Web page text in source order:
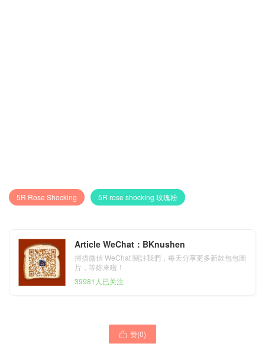
5R Rose Shocking 5R rose shocking 玫瑰粉
Article WeChat：BKnushen
掃描微信 WeChat 關註我們，每天分享更多新款包包圖
片，等妳來啦！
39981人已关注
 赞(0)
Hermes Kelly Mini II 2代 U5
Hermes Verrou Mini
17.5cm Touch 6Q 翡翠綠